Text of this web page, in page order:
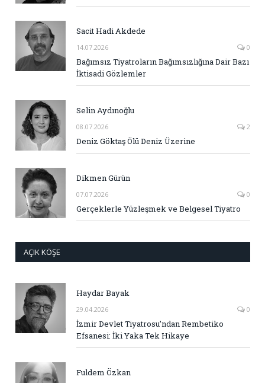
Sacit Hadi Akdede
14.07.2026 0
Bağımsız Tiyatroların Bağımsızlığına Dair Bazı
İktisadi Gözlemler
Selin Aydınoğlu
08.07.2026 2
Deniz Göktaş Ölü Deniz Üzerine
Dikmen Gürün
07.07.2026 0
Gerçeklerle Yüzleşmek ve Belgesel Tiyatro
AÇIK KÖŞE
Haydar Bayak
29.04.2026 0
İzmir Devlet Tiyatrosu’ndan Rembetiko
Efsanesi: İki Yaka Tek Hikaye
Fuldem Özkan